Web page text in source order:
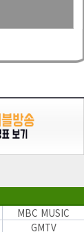
MBC MUSIC
GMTV